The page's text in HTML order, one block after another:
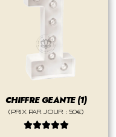
CHIFFRE GEANTE (1)
(PRIX PAR JOUR : 50€)
